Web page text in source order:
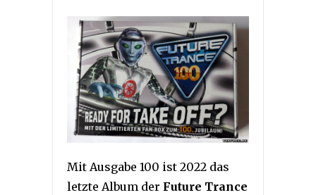
Mit Ausgabe 100 ist 2022 das
letzte Album der Future Trance